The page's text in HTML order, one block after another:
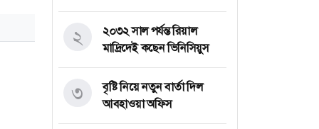
২০৩২ সাল পর্যন্ত রিয়াল
মাদ্রিদেই কছেন ভিনিসিয়ুস
২
বৃষ্টি নিয়ে নতুন বার্তা দিল
আবহাওয়া অফিস
৩